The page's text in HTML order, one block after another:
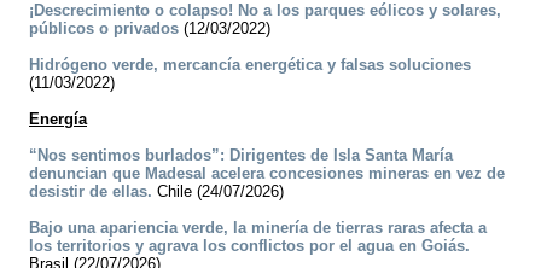
¡Descrecimiento o colapso! No a los parques eólicos y solares,
públicos o privados (12/03/2022)
Hidrógeno verde, mercancía energética y falsas soluciones
(11/03/2022)
Energía
“Nos sentimos burlados”: Dirigentes de Isla Santa María
denuncian que Madesal acelera concesiones mineras en vez de
desistir de ellas. Chile (24/07/2026)
Bajo una apariencia verde, la minería de tierras raras afecta a
los territorios y agrava los conflictos por el agua en Goiás.
Brasil (22/07/2026)